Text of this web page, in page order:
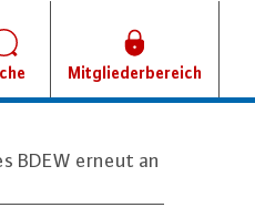
Mitgliederbereich
BDEW erneut an